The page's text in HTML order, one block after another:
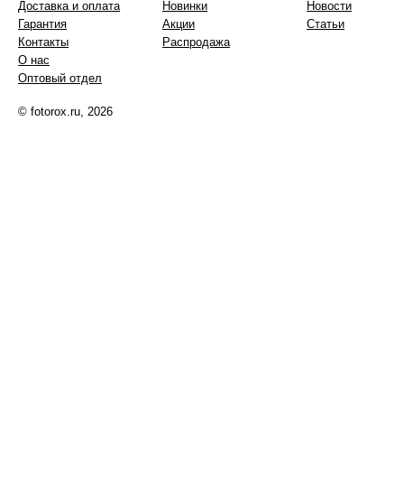
Доставка и оплата
Гарантия
Контакты
О нас
Оптовый отдел
Новинки
Акции
Распродажа
Новости
Статьи
© fotorox.ru, 2026